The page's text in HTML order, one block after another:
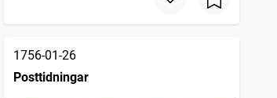
1756-01-26
Posttidningar